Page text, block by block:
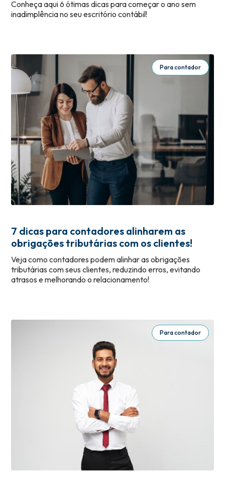
Conheça aqui 6 ótimas dicas para começar o ano sem
inadimplência no seu escritório contábil!
Para contador
7 dicas para contadores alinharem as
obrigações tributárias com os clientes!
Veja como contadores podem alinhar as obrigações
tributárias com seus clientes, reduzindo erros, evitando
atrasos e melhorando o relacionamento!
Para contador